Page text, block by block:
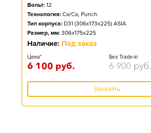
Вольт: 12
Технология: Ca/Ca, Punch
Тип корпуса: D31 (306x173x225) ASIA
Размер, мм: 306x175x225
Наличие: Под заказ
Цена*
6 100 руб.
Без Trade-in
6 900 руб.
Заказать